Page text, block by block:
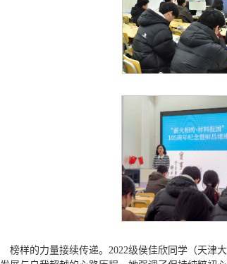
榜样的力量接续传递。2022级侯佳欣同学（天津